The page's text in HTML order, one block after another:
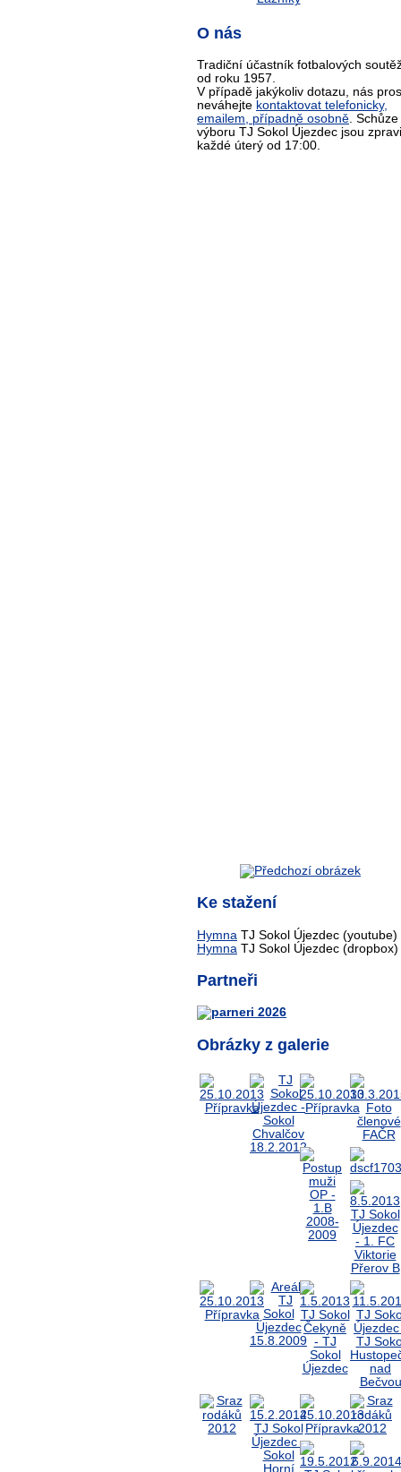
O nás
Tradiční účastník fotbalových
od roku 1957.
V případě jakýkoliv dotazu, nás
neváhejte kontaktovat telefonicky,
emailem, případně osobně. Schůze
výboru TJ Sokol Újezdec jsou
každé úterý od 17:00.
Ke stažení
Hymna TJ Sokol Újezdec (youtube)
Hymna TJ Sokol Újezdec (dropbox)
Partneři
Obrázky z galerie